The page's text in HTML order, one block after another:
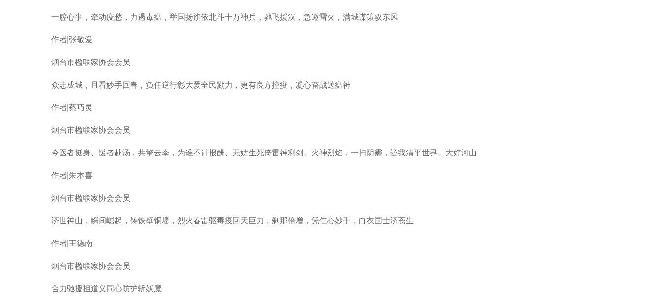
一腔心事，牵动疫愁，力遏毒瘟，举国扬旗依北斗十万神兵，驰飞援汉，急邀雷火，满城谋策驭东风
作者|张敬爱
烟台市楹联家协会会员
众志成城，且看妙手回春，负任逆行彰大爱全民勠力，更有良方控疫，凝心奋战送瘟神
作者|蔡巧灵
烟台市楹联家协会会员
今医者挺身、援者赴汤，共擎云伞，为谁不计报酬、无妨生死倚雷神利剑、火神烈焰，一扫阴霾，还我清平世界、大好河山
作者|朱本喜
烟台市楹联家协会会员
济世神山，瞬间崛起，铸铁壁铜墙，烈火春雷驱毒疫回天巨力，刹那倍增，凭仁心妙手，白衣国士济苍生
作者|王德南
烟台市楹联家协会会员
合力驰援担道义同心防护斩妖魔